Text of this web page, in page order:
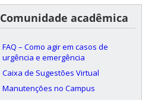
Comunidade acadêmica
FAQ – Como agir em casos de
urgência e emergência
Caixa de Sugestões Virtual
Manutenções no Campus